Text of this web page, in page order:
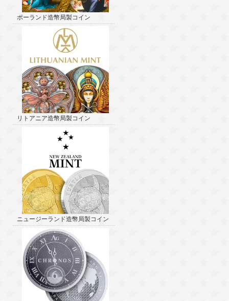
ポーランド造幣局製コイン
リトアニア造幣局製コイン
ニュージーランド造幣局製コイン